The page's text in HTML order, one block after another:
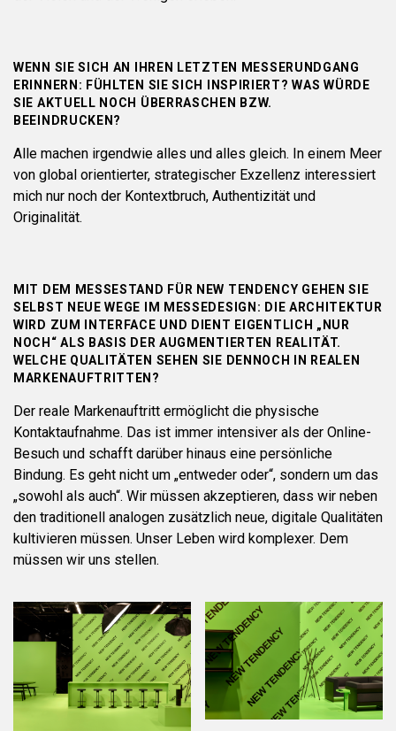
WENN SIE SICH AN IHREN LETZTEN MESSERUNDGANG
ERINNERN: FÜHLTEN SIE SICH INSPIRIERT? WAS WÜRDE
SIE AKTUELL NOCH ÜBERRASCHEN BZW.
BEEINDRUCKEN?
Alle machen irgendwie alles und alles gleich. In einem Meer
von global orientierter, strategischer Exzellenz interessiert
mich nur noch der Kontextbruch, Authentizität und
Originalität.
MIT DEM MESSESTAND FÜR NEW TENDENCY GEHEN SIE
SELBST NEUE WEGE IM MESSEDESIGN: DIE ARCHITEKTUR
WIRD ZUM INTERFACE UND DIENT EIGENTLICH „NUR
NOCH“ ALS BASIS DER AUGMENTIERTEN REALITÄT.
WELCHE QUALITÄTEN SEHEN SIE DENNOCH IN REALEN
MARKENAUFTRITTEN?
Der reale Markenauftritt ermöglicht die physische
Kontaktaufnahme. Das ist immer intensiver als der Online-
Besuch und schafft darüber hinaus eine persönliche
Bindung. Es geht nicht um „entweder oder“, sondern um das
„sowohl als auch“. Wir müssen akzeptieren, dass wir neben
den traditionell analogen zusätzlich neue, digitale Qualitäten
kultivieren müssen. Unser Leben wird komplexer. Dem
müssen wir uns stellen.